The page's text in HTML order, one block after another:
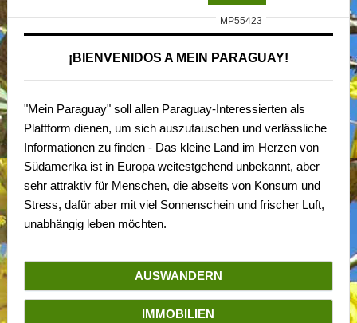
MP55423
¡BIENVENIDOS A MEIN PARAGUAY!
"Mein Paraguay" soll allen Paraguay-Interessierten als
Plattform dienen, um sich auszutauschen und verlässliche
Informationen zu finden - Das kleine Land im Herzen von
Südamerika ist in Europa weitestgehend unbekannt, aber
sehr attraktiv für Menschen, die abseits von Konsum und
Stress, dafür aber mit viel Sonnenschein und frischer Luft,
unabhängig leben möchten.
AUSWANDERN
IMMOBILIEN